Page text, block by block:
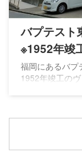
バプテスト
※1952年竣
福岡にあるバプ
1952年竣工のヴ